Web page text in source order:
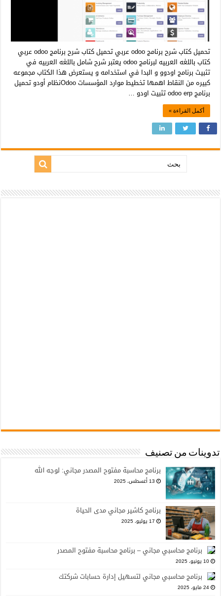
تحميل كتاب شرح برنامج odoo عربي تحميل كتاب شرح برنامج odoo عربي
كتاب باللغه العربيه لبرنامج odoo يعتبر شرح شامل باللغه العربيه في
تثبيث برنامج اودوو و البدا في استخدامه و يستعرض هذا الكتاب مجموعه
كبيره من النقاط اهمها تخطيط موارد المؤسسات Odooنظام أودو تحميل
برنامج odoo erp تثبيت اودو …
أكمل القراءة »
بحث:
تدوينات من تصنيف
برنامج محاسبة مفتوح المصدر مجاني: لوجه الله
13 أغسطس، 2025
برنامج كاشير مجاني مدى الحياة
17 يوليو، 2025
برنامج محاسبي مجاني – برنامج محاسبة مفتوح المصدر
10 يونيو، 2025
برنامج محاسبي مجاني لتسهيل إدارة حسابات شركتك
24 مايو، 2025